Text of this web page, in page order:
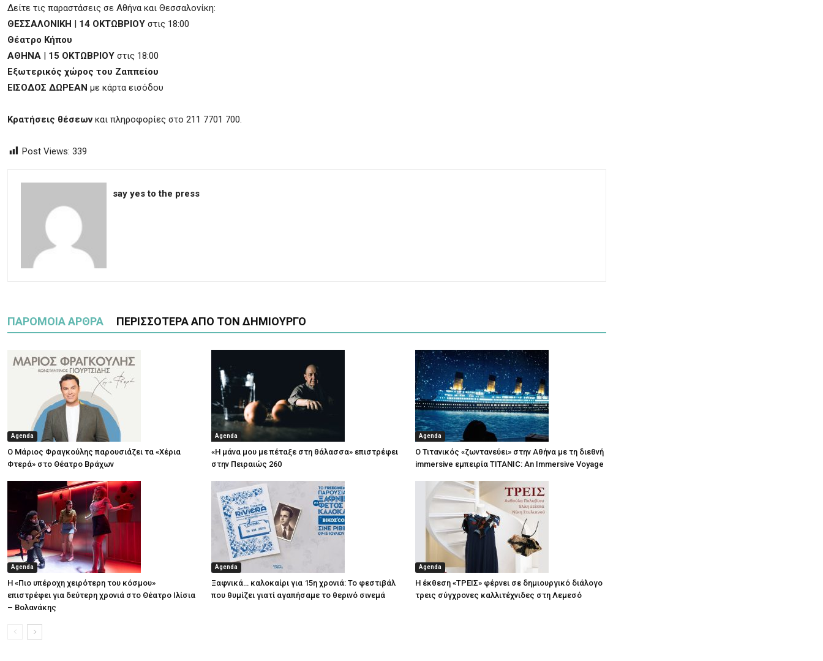
Δείτε τις παραστάσεις σε Αθήνα και Θεσσαλονίκη:
ΘΕΣΣΑΛΟΝΙΚΗ | 14 ΟΚΤΩΒΡΙΟΥ στις 18:00
Θέατρο Κήπου
ΑΘΗΝΑ | 15 ΟΚΤΩΒΡΙΟΥ στις 18:00
Εξωτερικός χώρος του Ζαππείου
ΕΙΣΟΔΟΣ ΔΩΡΕΑΝ με κάρτα εισόδου
Κρατήσεις θέσεωνκαι πληροφορίες στο 211 7701 700.
Post Views: 339
say yes to the press
ΠΑΡΟΜΟΙΑ ΑΡΘΡΑ ΠΕΡΙΣΣΟΤΕΡΑ ΑΠΟ ΤΟΝ ΔΗΜΙΟΥΡΓΟ
Agenda
Ο Μάριος Φραγκούλης παρουσιάζει τα «Χέρια
Φτερά» στο Θέατρο Βράχων
Agenda
«Η μάνα μου με πέταξε στη θάλασσα» επιστρέφει
στην Πειραιώς 260
Agenda
Ο Τιτανικός «ζωντανεύει» στην Αθήνα με τη διεθνή
immersive εμπειρία TITANIC: An Immersive Voyage
Agenda
Η «Πιο υπέροχη χειρότερη του κόσμου»
επιστρέφει για δεύτερη χρονιά στο Θέατρο Ιλίσια
– Βολανάκης
Agenda
Ξαφνικά… καλοκαίρι για 15η χρονιά: Το φεστιβάλ
που θυμίζει γιατί αγαπήσαμε το θερινό σινεμά
Agenda
Η έκθεση «ΤΡΕΙΣ» φέρνει σε δημιουργικό διάλογο
τρεις σύγχρονες καλλιτέχνιδες στη Λεμεσό